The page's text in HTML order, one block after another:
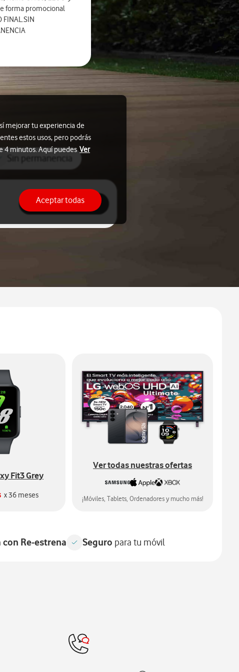
forma promocional
FINAL.SIN
Sin permanencia
Contratar ya
Fit3 Grey
x 36 meses
Ver todas nuestras ofertas
¡Móviles, Tablets, Ordenadores y mucho más!
con Re-estrena Seguro para tu móvil
mejorar tu experiencia de
estos usos, pero podrás
4 minutos. Aquí puedesVer
Aceptar todas